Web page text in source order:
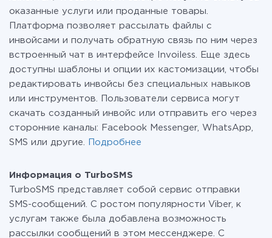
оказанные услуги или проданные товары.
Платформа позволяет рассылать файлы с
инвойсами и получать обратную связь по ним через
встроенный чат в интерфейсе Invoiless. Еще здесь
доступны шаблоны и опции их кастомизации, чтобы
редактировать инвойсы без специальных навыков
или инструментов. Пользователи сервиса могут
скачать созданный инвойс или отправить его через
сторонние каналы: Facebook Messenger, WhatsApp,
SMS или другие.
Подробнее
Информация о TurboSMS
TurboSMS представляет собой сервис отправки
SMS-сообщений. С ростом популярности Viber, к
услугам также была добавлена возможность
рассылки сообщений в этом мессенджере. С